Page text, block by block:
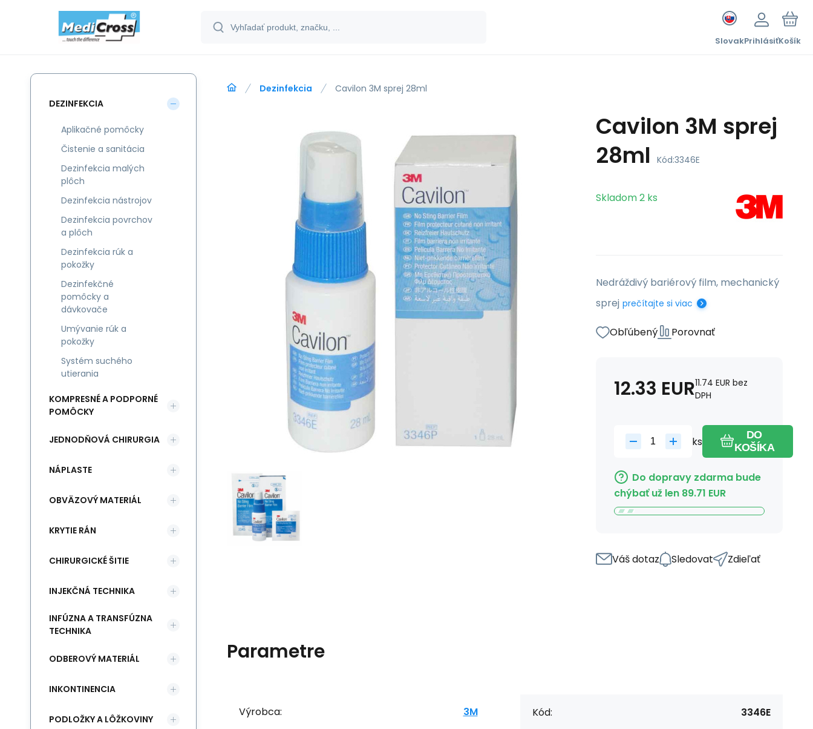
SlovakPrihlásiťKošík
Dezinfekcia Cavilon 3M sprej 28ml
Cavilon 3M sprej
28ml Kód:3346E
Skladom2 ks
Nedráždivý bariérový film, mechanický
sprej prečítajte si viac
Obľúbený Porovnať
12.33 EUR11.74 EUR bez
DPH
ks
DO
KOŠÍKA
Do dopravy zdarma bude
chýbať už len 89.71 EUR
Váš dotaz Sledovat Zdieľať
Parametre
Výrobca: 3M Kód: 3346E
DEZINFEKCIA
Aplikačné pomôcky
Čistenie a sanitácia
Dezinfekcia malých
plôch
Dezinfekcia nástrojov
Dezinfekcia povrchov
a plôch
Dezinfekcia rúk a
pokožky
Dezinfekčné
pomôcky a
dávkovače
Umývanie rúk a
pokožky
Systém suchého
utierania
KOMPRESNÉ A PODPORNÉ
POMÔCKY
JEDNODŇOVÁ CHIRURGIA
NÁPLASTE
OBVÄZOVÝ MATERIÁL
KRYTIE RÁN
CHIRURGICKÉ ŠITIE
INJEKČNÁ TECHNIKA
INFÚZNA A TRANSFÚZNA
TECHNIKA
ODBEROVÝ MATERIÁL
INKONTINENCIA
PODLOŽKY A LÔŽKOVINY